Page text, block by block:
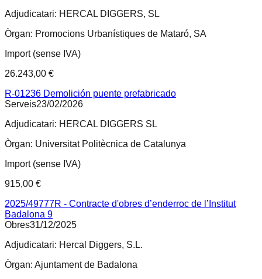
Adjudicatari: HERCAL DIGGERS, SL
Òrgan: Promocions Urbanístiques de Mataró, SA
Import (sense IVA)
26.243,00 €
R-01236 Demolición puente prefabricado
Serveis23/02/2026
Adjudicatari: HERCAL DIGGERS SL
Òrgan: Universitat Politècnica de Catalunya
Import (sense IVA)
915,00 €
2025/49777R - Contracte d'obres d’enderroc de l’Institut
Badalona 9
Obres31/12/2025
Adjudicatari: Hercal Diggers, S.L.
Òrgan: Ajuntament de Badalona